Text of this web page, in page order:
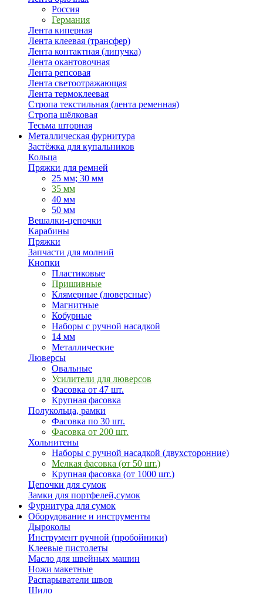
Россия
Германия
Лента киперная
Лента клеевая (трансфер)
Лента контактная (липучка)
Лента окантовочная
Лента репсовая
Лента светоотражающая
Лента термоклеевая
Стропа текстильная (лента ременная)
Стропа шёлковая
Тесьма шторная
Металлическая фурнитура
Застёжка для купальников
Кольца
Пряжки для ремней
25 мм; 30 мм
35 мм
40 мм
50 мм
Вешалки-цепочки
Карабины
Пряжки
Запчасти для молний
Кнопки
Пластиковые
Пришивные
Клямерные (люверсные)
Магнитные
Кобурные
Наборы с ручной насадкой
14 мм
Металлические
Люверсы
Овальные
Усилители для люверсов
Фасовка от 47 шт.
Крупная фасовка
Полукольца, рамки
Фасовка по 30 шт.
Фасовка от 200 шт.
Хольнитены
Наборы с ручной насадкой (двухсторонние)
Мелкая фасовка (от 50 шт.)
Крупная фасовка (от 1000 шт.)
Цепочки для сумок
Замки для портфелей,сумок
Фурнитура для сумок
Оборудование и инструменты
Дыроколы
Инструмент ручной (пробойники)
Клеевые пистолеты
Масло для швейных машин
Ножи макетные
Распарыватели швов
Шило